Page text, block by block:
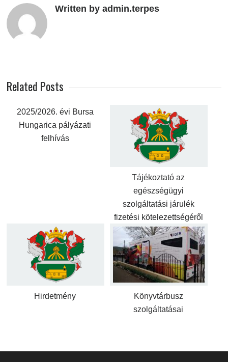
Written by admin.terpes
Related Posts
2025/2026. évi Bursa
Hungarica pályázati
felhívás
Tájékoztató az
egészségügyi
szolgáltatási járulék
fizetési kötelezettségéről
Hirdetmény
Könyvtárbusz
szolgáltatásai